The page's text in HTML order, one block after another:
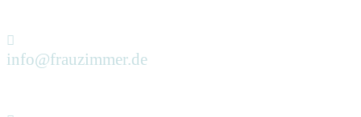
info@frauzimmer.de